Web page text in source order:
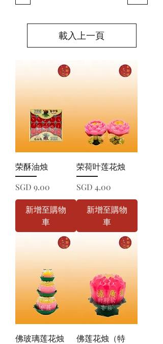
載入上一頁
荣酥油烛
價格
SGD 9.00
新增至購物
車
荣荷叶莲花烛
價格
SGD 4.00
新增至購物
車
佛玻璃莲花烛
佛莲花烛（特